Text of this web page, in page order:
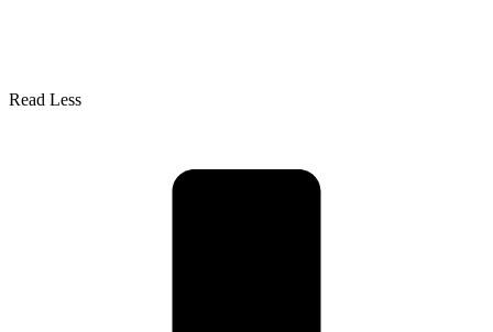
Read Less